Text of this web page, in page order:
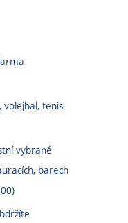
volejbal, tenis
vybrané
barech